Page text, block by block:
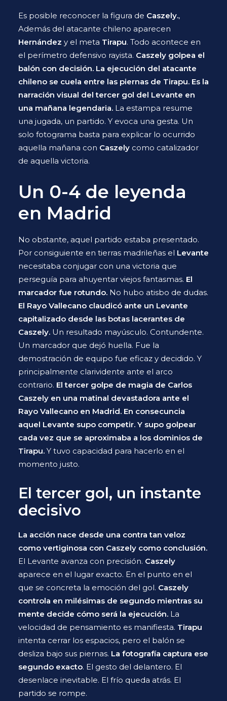
Es posible reconocer la figura de Caszely.,
Además del atacante chileno aparecen
Hernández y el meta Tirapu. Todo acontece en
el perímetro defensivo rayista. Caszely golpea el
balón con decisión. La ejecución del atacante
chileno se cuela entre las piernas de Tirapu. Es la
narración visual del tercer gol del Levante en
una mañana legendaria. La estampa resume
una jugada, un partido. Y evoca una gesta. Un
solo fotograma basta para explicar lo ocurrido
aquella mañana con Caszely como catalizador
de aquella victoria.
Un 0-4 de leyenda
en Madrid
No obstante, aquel partido estaba presentado.
Por consiguiente en tierras madrileñas el Levante
necesitaba conjugar con una victoria que
perseguía para ahuyentar viejos fantasmas. El
marcador fue rotundo. No hubo atisbo de dudas.
El Rayo Vallecano claudicó ante un Levante
capitalizado desde las botas lacerantes de
Caszely. Un resultado mayúsculo. Contundente.
Un marcador que dejó huella. Fue la
demostración de equipo fue eficaz y decidido. Y
principalmente clarividente ante el arco
contrario. El tercer golpe de magia de Carlos
Caszely en una matinal devastadora ante el
Rayo Vallecano en Madrid. En consecuncia
aquel Levante supo competir. Y supo golpear
cada vez que se aproximaba a los dominios de
Tirapu. Y tuvo capacidad para hacerlo en el
momento justo.
El tercer gol, un instante
decisivo
La acción nace desde una contra tan veloz
como vertiginosa con Caszely como conclusión.
El Levante avanza con precisión. Caszely
aparece en el lugar exacto. En el punto en el
que se concreta la emoción del gol. Caszely
controla en milésimas de segundo mientras su
mente decide cómo será la ejecución. La
velocidad de pensamiento es manifiesta. Tirapu
intenta cerrar los espacios, pero el balón se
desliza bajo sus piernas. La fotografía captura ese
segundo exacto. El gesto del delantero. El
desenlace inevitable. El frío queda atrás. El
partido se rompe.